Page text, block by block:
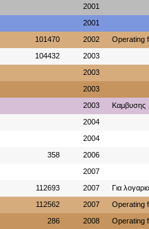
2001
2001
101470 2002 Operating
104432 2003
2003
2003
2003 Καμβυσης
2004
2004
358 2006
2007
112693 2007 Για
112562 2007 Operating
286 2008 Operating